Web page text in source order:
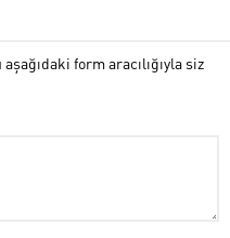
form aracılığıyla siz